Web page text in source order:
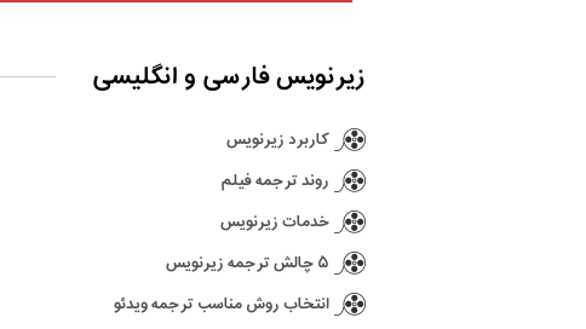
زیرنویس فارسی و انگلیسی
کاربرد زیرنویس
روند ترجمه فیلم
خدمات زیرنویس
۵ چالش ترجمه زیرنویس
انتخاب روش مناسب ترجمه ویدئو